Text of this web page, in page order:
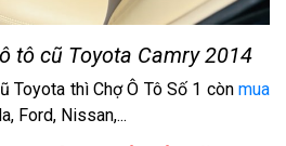
tô cũ Toyota Camry 2014
Toyota thì Chợ Ô Tô Số 1 còn mua
Ford, Nissan,...